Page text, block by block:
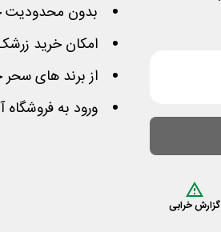
گزارش خرابی
بدون محدودیت
امکان خرید
از برند های
ورود به